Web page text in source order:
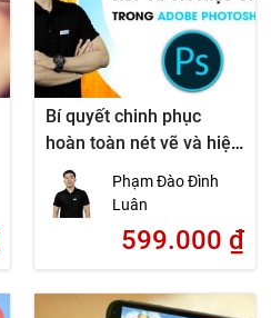
Bí quyết chinh phục
hoàn toàn nét vẽ và hiệu
ứng trong Adobe
Photoshop
Phạm Đào Đình
Luân
599.000 ₫